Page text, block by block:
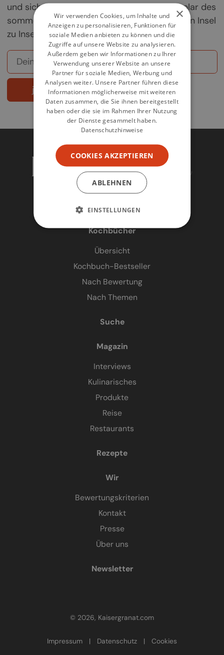
und sichere dir deine Chance auf ein Exemplar des
sommerlichen Griechenland-Kochbuchs „Von Insel
zu Insel".
jetzt abonnieren
Kochbücher
Übersicht
Kochbuch-Bestseller
Nach Bewertung
Nach Themen
Suche
Magazin
Interviews
Kulinarisches
Produkte
Reise
Restaurants
Rezepte
Wir
Bewertungskriterien
Kontakt
Presse
Über uns
Newsletter
© 2026, Kaisergranat.com
Impressum | Datenschutz | Cookies
×
Wir verwenden Cookies, um Inhalte und
Anzeigen zu personalisieren, Funktionen für
soziale Medien anbieten zu können und die
Zugriffe auf unsere Website zu analysieren.
Außerdem geben wir Informationen zu Ihrer
Verwendung unserer Website an unsere
Partner für soziale Medien, Werbung und
Analysen weiter. Unsere Partner führen diese
Informationen möglicherweise mit weiteren
Daten zusammen, die Sie ihnen bereitgestellt
haben oder die sie im Rahmen Ihrer Nutzung
der Dienste gesammelt haben.
Datenschutzhinweise
COOKIES AKZEPTIEREN
ABLEHNEN
EINSTELLUNGEN